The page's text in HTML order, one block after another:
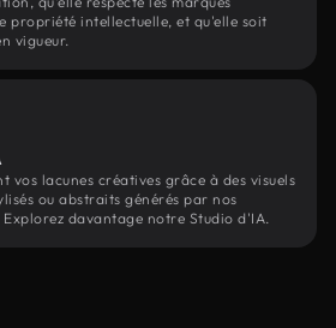
propriété intellectuelle, et qu'elle soit
vigueur.
vos lacunes créatives grâce à des visuels
ou abstraits générés par nos
davantage notre Studio d'IA.